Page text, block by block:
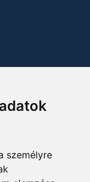
személyre